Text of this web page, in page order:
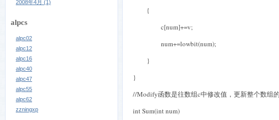
2008年4月 (1)
alpcs
alpc02
alpc12
alpc16
alpc40
alpc47
alpc55
alpc62
zzningxp
{
c[num]+=v;
num+=lowbit(num);
}
}
//Modify函数是往数组c中修改值，更新整个数组
int Sum(int num)